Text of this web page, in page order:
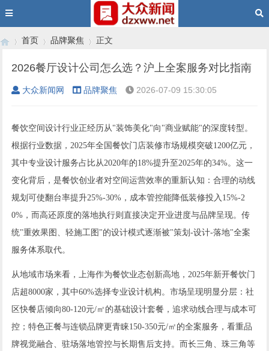
›
首页
›
品牌聚焦
›
正文
2026餐厅设计公司怎么选？沪上全案服务对比指南
大众新闻网 品牌聚焦 2026-07-09 15:30:05
餐饮空间设计行业正经历从"装饰美化"向"商业赋能"的深度转型。
根据行业数据，2025年全国餐饮门店装修市场规模突破1200亿元，
其中专业设计服务占比从2020年的18%提升至2025年的34%。这一
变化背后，是餐饮创业者对空间运营效率的重新认知：合理的动线
规划可使翻台率提升25%-30%，成本管控能降低装修投入15%-2
0%，而高还原度的落地执行则直接决定开业进度与品牌呈现。传
统"重效果图、轻施工图"的设计模式逐渐被"策划-设计-落地"全案
服务体系取代。
从地域市场来看，上海作为餐饮业态创新高地，2025年新开餐饮门
店超8000家，其中60%选择专业设计机构。市场呈现明显分层：社
区快餐店倾向80-120元/㎡的基础设计套餐，追求动线合理与成本可
控；特色正餐与连锁品牌更青睐150-350元/㎡的全案服务，看重品
牌视觉融合、驻场落地管控与长期售后支持。而长三角、珠三角等